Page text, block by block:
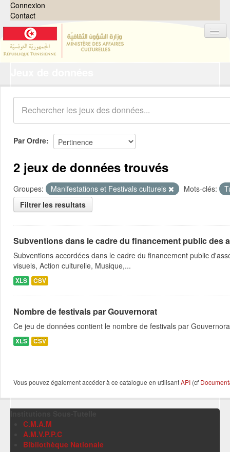
Connexion
Contact
Organisations
Groupes
Demandes 0
À propos
Par Ordre
2 jeux de données trouvés
Groupes: Manifestations et Festivals culturels Mots-clés:
Filtrer les resultats
Subventions dans le cadre du financement public des
Subventions accordées dans le cadre du financement public
visuels, Action culturelle, Musique,...
XLS CSV
Nombre de festivals par Gouvernorat
Ce jeu de données contient le nombre de festivals par
XLS CSV
Vous pouvez également accéder à ce catalogue en utilisantAPI (cf
C.M.A.M
A.M.V.P.P.C
Bibliothèque Nationale